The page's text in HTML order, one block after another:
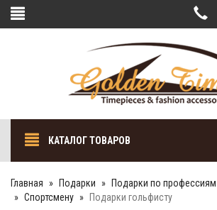
КАТАЛОГ ТОВАРОВ
Главная Подарки
Подарки по
Спортсмену
Подарки гольфисту